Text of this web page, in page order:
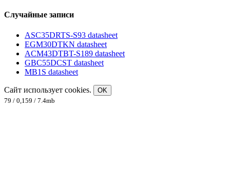
Случайные записи
ASC35DRTS-S93 datasheet
EGM30DTKN datasheet
ACM43DTBT-S189 datasheet
GBC55DCST datasheet
MB1S datasheet
Сайт использует cookies.
OK
79 / 0,159 / 7.4mb